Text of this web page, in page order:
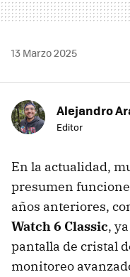
13 Marzo 2025
Alejandro
Editor
En la actualidad,
presumen
años anteriores,
Watch 6 Classic,
pantalla de cristal
monitoreo